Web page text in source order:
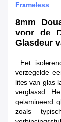
Frameless
8mm
voor de
Glasdeur
Het
verzegelde
lites van glas
verglaasd.
gelamineerd
zoals